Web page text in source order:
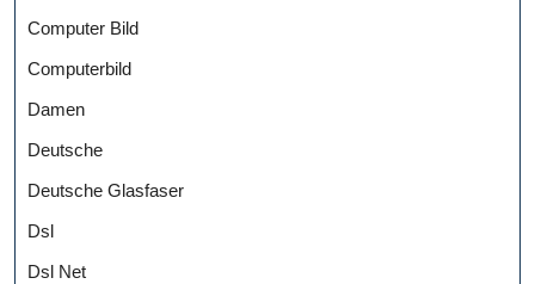
Computer Bild
Computerbild
Damen
Deutsche
Deutsche Glasfaser
Dsl
Dsl Net